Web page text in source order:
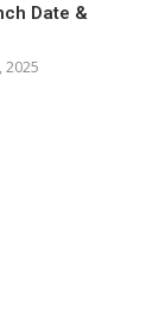
Date &
2025